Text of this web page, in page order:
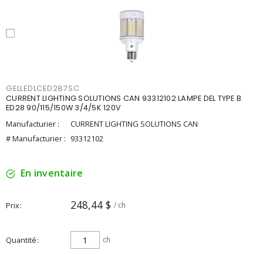
GELLEDLCED287SC
CURRENT LIGHTING SOLUTIONS CAN 93312102 LAMPE DEL TYPE B
ED28 90/115/150W 3/4/5K 120V
Manufacturier :
CURRENT LIGHTING SOLUTIONS CAN
# Manufacturier : 93312102
En inventaire
Prix 248,44 $ / ch
Quantité ch